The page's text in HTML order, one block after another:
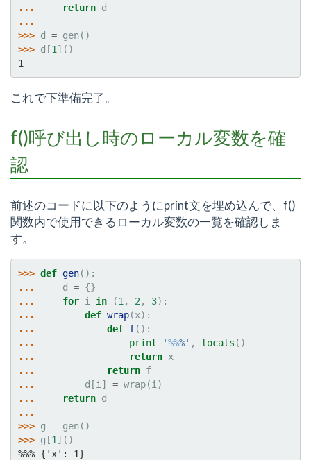
...
return d
...
>>> d = gen ()
>>> d [1 ]()
1
これで下準備完了。
f()呼び出し時のローカル変数を確
認
前述のコードに以下のようにprint文を埋め込んで、f()
関数内で使用できるローカル変数の一覧を確認しま
す。
>>> def gen():
...
d = {}
...
for i in (1 , 2 , 3):
...
def wrap(x):
...
def f():
...
print '%%%' , locals ()
...
return x
...
return f
...
d [i ] = wrap(i )
...
return d
...
>>> g = gen ()
>>> g [1 ]()
%%% {'x': 1}